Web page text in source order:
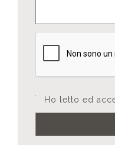
Ho letto ed